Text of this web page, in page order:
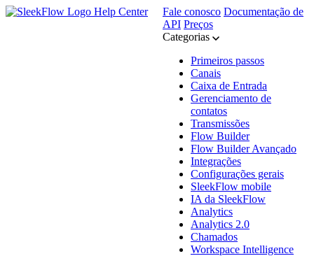
Help Center Fale conosco Documentação de
API Preços
Categorias
Primeiros passos
Canais
Caixa de Entrada
Gerenciamento de
contatos
Transmissões
Flow Builder
Flow Builder Avançado
Integrações
Configurações gerais
SleekFlow mobile
IA da SleekFlow
Analytics
Analytics 2.0
Chamados
Workspace Intelligence